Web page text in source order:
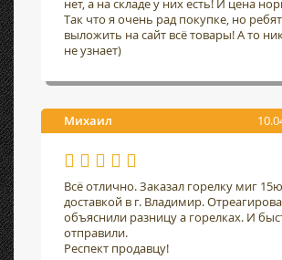
нет, а на складе у них есть! И цена
Так что я очень рад покупке, но
выложить на сайт всё товары! А то
не узнает)
Михаил
Всё отлично. Заказал горелку миг
доставкой в г. Владимир.
объяснили разницу а горелках. И
отправили.
Респект продавцу!